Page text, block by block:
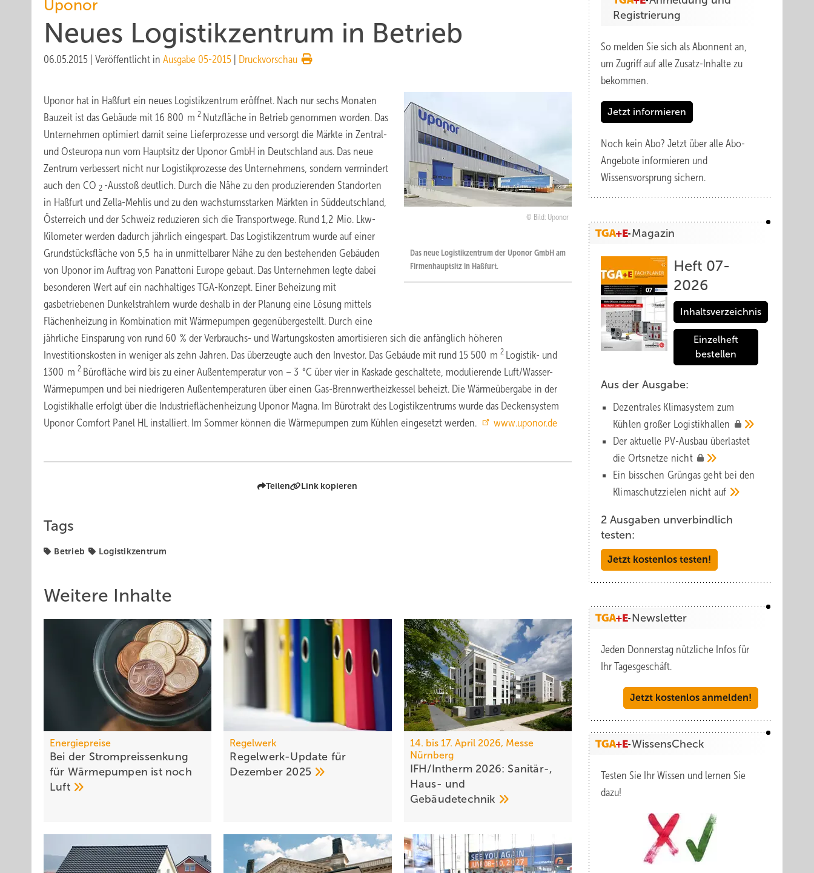
Uponor
Neues Logistikzentrum in Betrieb
06.05.2015 Veröffentlicht in Ausgabe 05-2015 Druckvorschau
Bild: Uponor
Das neue Logistikzentrum der Uponor GmbH am
Firmenhauptsitz in Haßfurt.
Uponor hat in Haßfurt ein neues Logistikzentrum eröffnet. Nach nur sechs Monaten
Bauzeit ist das Gebäude mit 16 800 m 2 Nutzfläche in Betrieb genommen worden. Das
Unternehmen optimiert damit seine Lieferprozesse und versorgt die Märkte in Zentral-
und Osteuropa nun vom Hauptsitz der Uponor GmbH in Deutschland aus. Das neue
Zentrum verbessert nicht nur Logistikprozesse des Unternehmens, sondern vermindert
auch den CO 2 -Ausstoß deutlich. Durch die Nähe zu den produzierenden Standorten
in Haßfurt und Zella-Mehlis und zu den wachstumsstarken Märkten in Süddeutschland,
Österreich und der Schweiz reduzieren sich die Transportwege. Rund 1,2 Mio. Lkw-
Kilometer werden dadurch jährlich eingespart. Das Logistikzentrum wurde auf einer
Grundstücksfläche von 5,5 ha in unmittelbarer Nähe zu den bestehenden Gebäuden
von Uponor im Auftrag von Panattoni Europe gebaut. Das Unternehmen legte dabei
besonderen Wert auf ein nachhaltiges TGA-Konzept. Einer Beheizung mit
gasbetriebenen Dunkelstrahlern wurde deshalb in der Planung eine Lösung mittels
Flächenheizung in Kombination mit Wärmepumpen gegenübergestellt. Durch eine
jährliche Einsparung von rund 60 % der Verbrauchs- und Wartungskosten amortisieren sich die anfänglich höheren
Investitionskosten in weniger als zehn Jahren. Das überzeugte auch den Investor. Das Gebäude mit rund 15 500 m 2 Logistik- und
1300 m 2 Bürofläche wird bis zu einer Außentemperatur von – 3 °C über vier in Kaskade geschaltete, modulierende Luft/Wasser-
Wärmepumpen und bei niedrigeren Außentemperaturen über einen Gas-Brennwertheizkessel beheizt. Die Wärmeübergabe in der
Logistikhalle erfolgt über die Industrieflächenheizung Uponor Magna. Im Bürotrakt des Logistikzentrums wurde das Deckensystem
Uponor Comfort Panel HL installiert. Im Sommer können die Wärmepumpen zum Kühlen eingesetzt werden.
www.uponor.de
Teilen Link kopieren
Tags
Betrieb Logistikzentrum
Weitere Inhalte
Energiepreise
Bei der Strompreissenkung
für Wärmepumpen ist noch
Luft
Regelwerk
Regelwerk-Update für
Dezember 2025
14. bis 17. April 2026, Messe
Nürnberg
IFH/Intherm 2026: Sanitär-,
Haus- und
Ge­bäu­de­tech­nik
Registrierung
So melden Sie sich als Abonnent an,
um Zugriff auf alle Zusatz-Inhalte zu
bekommen.
Jetzt informieren
Noch kein Abo? Jetzt über alle Abo-
Angebote informieren und
Wissensvorsprung sichern.
Magazin
Heft 07-
2026
Inhaltsverzeichnis
Einzelheft
bestellen
Aus der Ausgabe:
Dezentrales Klimasystem zum
Kühlen großer Logistik­hallen
Der aktuelle PV-Ausbau über­lastet
die Orts­netze nicht
Ein bisschen Grüngas geht bei den
Klima­schutz­zielen nicht auf
2 Ausgaben unverbindlich
testen:
Jetzt kostenlos testen!
Newsletter
Jeden Donnerstag nützliche Infos für
Ihr Tagesgeschäft.
Jetzt kostenlos anmelden!
WissensCheck
Testen Sie Ihr Wissen und lernen Sie
dazu!